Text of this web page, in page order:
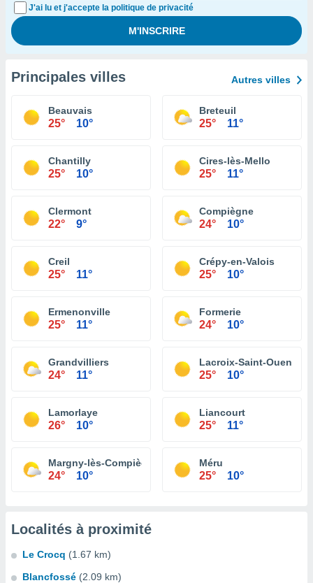
J'ai lu et j'accepte la politique de privacité
Principales villes Autres villes
Beauvais
25° 10°
Breteuil
25° 11°
Chantilly
25° 10°
Cires-lès-Mello
25° 11°
Clermont
22° 9°
Compiègne
24° 10°
Creil
25° 11°
Crépy-en-Valois
25° 10°
Ermenonville
25° 11°
Formerie
24° 10°
Grandvilliers
24° 11°
Lacroix-Saint-Ouen
25° 10°
Lamorlaye
26° 10°
Liancourt
25° 11°
Margny-lès-Compiègne
24° 10°
Méru
25° 10°
Localités à proximité
Le Crocq (1.67 km)
Blancfossé (2.09 km)